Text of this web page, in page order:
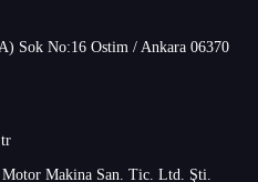
Sok No:16 Ostim / Ankara 06370
Makina San. Tic. Ltd. Şti.